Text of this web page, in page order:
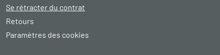
Se rétracter du contrat
Retours
Paramètres des cookies